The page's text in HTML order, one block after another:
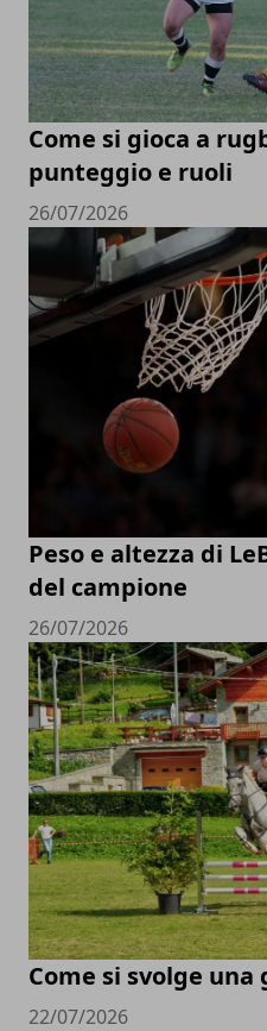
Come si gioca a
punteggio e ruoli
26/07/2026
Peso e altezza di
del campione
26/07/2026
Come si svolge
22/07/2026